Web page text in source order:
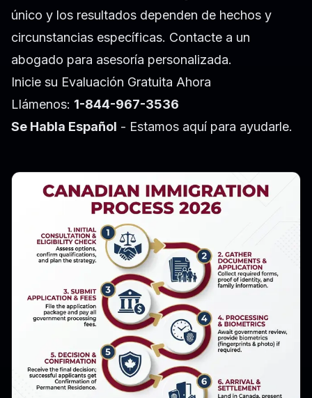
único y los resultados dependen de hechos y
circunstancias específicas. Contacte a un
abogado para asesoría personalizada.
Inicie su Evaluación Gratuita Ahora
Llámenos: 1-844-967-3536
Se Habla Español - Estamos aquí para ayudarle.